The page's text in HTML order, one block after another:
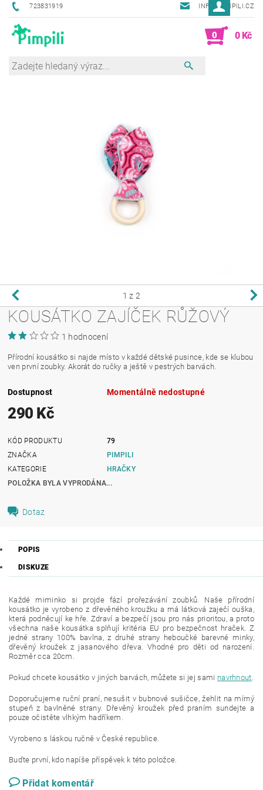
723831919 INFO@PIMPILI.CZ
0 0 Kč
1 z 2
KOUSÁTKO ZAJÍČEK RŮŽOVÝ
1 hodnocení
Přírodní kousátko si najde místo v každé dětské pusince, kde se klubou
ven první zoubky. Akorát do ručky a ještě v pestrých barvách.
Dostupnost Momentálně nedostupné
290 Kč
KÓD PRODUKTU
79
ZNAČKA
PIMPILI
KATEGORIE
HRAČKY
POLOŽKA BYLA VYPRODÁNA...
Dotaz
POPIS
DISKUZE
Každé miminko si projde fází prořezávání zoubků. Naše přírodní
kousátko je vyrobeno z dřevěného kroužku a má látková zaječí ouška,
která podněcují ke hře. Zdraví a bezpečí jsou pro nás prioritou, a proto
všechna naše kousátka splňují kritéria EU pro bezpečnost hraček. Z
jedné strany 100% bavlna, z druhé strany heboučké barevné minky,
dřevěný kroužek z jasanového dřeva. Vhodné pro děti od narození.
Rozměr cca 20cm.
Pokud chcete kousátko v jiných barvách, můžete si jej sami navrhnout.
Doporučujeme ruční praní, nesušit v bubnové sušičce, žehlit na mírný
stupeň z bavlněné strany. Dřevěný kroužek před praním sundejte a
pouze očistěte vlhkým hadříkem.
Vyrobeno s láskou ručně v České republice.
Buďte první, kdo napíše příspěvek k této položce.
Přidat komentář